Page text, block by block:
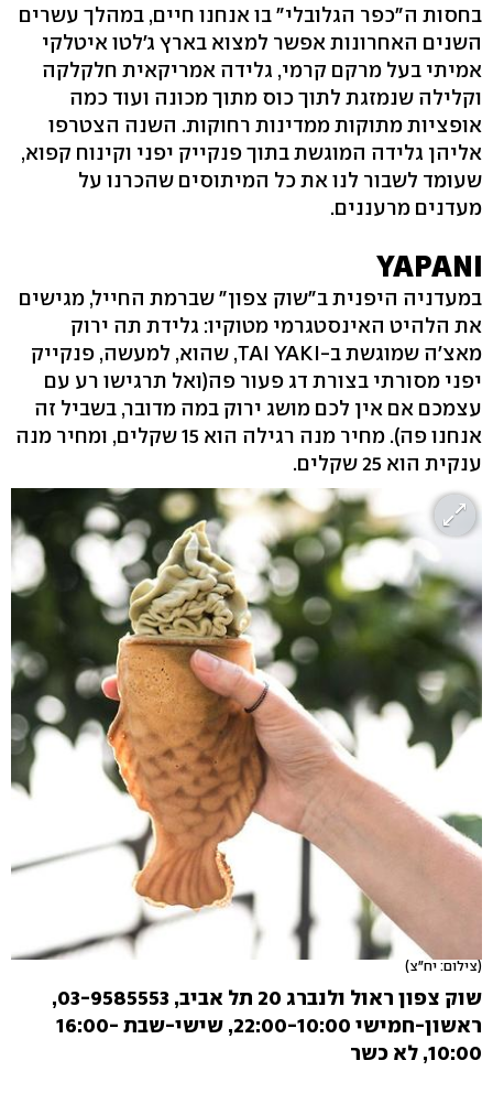
בחסות ה"כפר הגלובלי" בו אנחנו חיים, במהלך עשרים
השנים האחרונות אפשר למצוא בארץ ג'לטו איטלקי
אמיתי בעל מרקם קרמי, גלידה אמריקאית חלקלקה
וקלילה שנמזגת לתוך כוס מתוך מכונה ועוד כמה
אופציות מתוקות ממדינות רחוקות. השנה הצטרפו
אליהן גלידה המוגשת בתוך פנקייק יפני וקינוח קפוא,
שעומד לשבור לנו את כל המיתוסים שהכרנו על
מעדנים מרעננים.
YAPANI
במעדניה היפנית ב"שוק צפון" שברמת החייל, מגישים
את הלהיט האינסטגרמי מטוקיו: גלידת תה ירוק
מאצ'ה שמוגשת ב-TAI YAKI, שהוא, למעשה, פנקייק
יפני מסורתי בצורת דג פעור פה(ואל תרגישו רע עם
עצמכם אם אין לכם מושג ירוק במה מדובר, בשביל זה
אנחנו פה). מחיר מנה רגילה הוא 15 שקלים, ומחיר מנה
ענקית הוא 25 שקלים.
(צילום: יח"צ)
שוק צפון ראול ולנברג 20 תל אביב, 03-9585553‏,
ראשון-חמישי 22:00-10:00, שישי-שבת 16:00-
10:00, לא כשר